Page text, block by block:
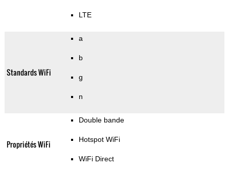
LTE
Standards WiFi
a
b
g
n
Propriétés WiFi
Double bande
Hotspot WiFi
WiFi Direct